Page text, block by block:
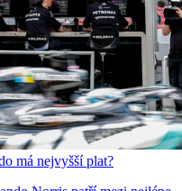
má nejvyšší plat?